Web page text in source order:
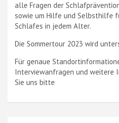
alle Fragen der
sowie um Hilfe und Selbsthilfe
Schlafes in jedem Alter.
Die Sommertour 2023 wird
Für genaue
Interviewanfragen und weitere
Sie uns bitte